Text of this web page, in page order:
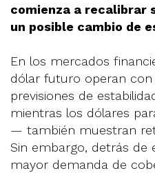
comienza a recalibrar
un posible cambio de
En los mercados
dólar futuro operan con
previsiones de
mientras los dólares
— también muestran
Sin embargo, detrás de
mayor demanda de